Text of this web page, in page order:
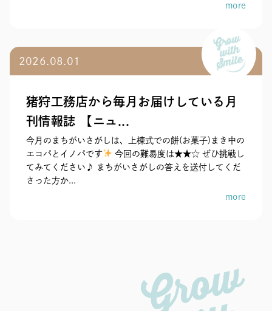
more
2026.08.01
猪狩工務店から毎月お届けしている月
刊情報誌 【ニュ...
今月のまちがいさがしは、上棟式での餅(お菓子)まき中の
エコパとイノパです
今回の難易度は★★☆ ぜひ挑戦し
てみてください♪ まちがいさがしの答えを送付してくだ
さった方か...
more